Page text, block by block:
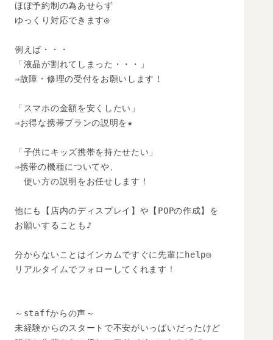
ほぼ予約制の為あせらず
ゆっくり対応できます◎
例えば・・・
「液晶が割れてしまった・・・」
⇒故障・修理の受付をお願いします！
「スマホの金額を安くしたい」
⇒お得な携帯プランの説明を★
「子供にキッズ携帯を持たせたい」
⇒携帯の機種についてや、
使い方の説明をお任せします！
他にも【店内のディスプレイ】や【POPの作成】を
お願いすることも♪
分からないことはインカムですぐに先輩にhelp◎
リアルタイムでフォローしてくれます！
～staffからの声～
未経験からのスタートで不安がいっぱいだったけど